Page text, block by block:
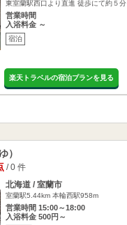
東室蘭駅西口より直進 徒歩にて約５分
営業時間
入浴料金 ～
宿泊
楽天トラベルの宿泊プランを見る
）
/ 0 件
北海道 / 室蘭市
室蘭駅5.44km 本輪西駅958m
営業時間 15:00～18:00
入浴料金 500円～